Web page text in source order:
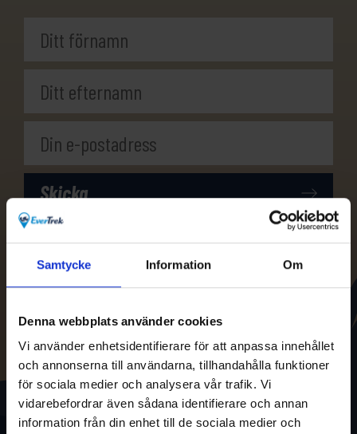
Samtycke Information Om
Denna webbplats använder cookies
Vi använder enhetsidentifierare för att anpassa innehållet
och annonserna till användarna, tillhandahålla funktioner
för sociala medier och analysera vår trafik. Vi
vidarebefordrar även sådana identifierare och annan
information från din enhet till de sociala medier och